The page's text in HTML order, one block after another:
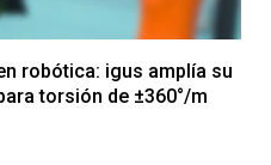
robótica: igus amplía su
torsión de ±360°/m